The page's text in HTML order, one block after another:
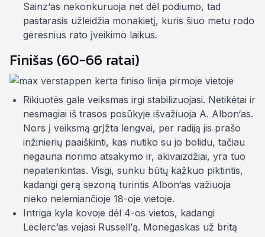
Sainz‘as nekonkuruoja net dėl podiumo, tad
pastarasis užleidžia monakietį, kuris šiuo metu rodo
geresnius rato įveikimo laikus.
Finišas (60-66 ratai)
Rikiuotės gale veiksmas irgi stabilizuojasi. Netikėtai ir
nesmagiai iš trasos posūkyje išvažiuoja A. Albon‘as.
Nors į veiksmą grįžta lengvai, per radiją jis prašo
inžinierių paaiškinti, kas nutiko su jo bolidu, tačiau
negauna norimo atsakymo ir, akivaizdžiai, yra tuo
nepatenkintas. Visgi, sunku būtų kažkuo piktintis,
kadangi gerą sezoną turintis Albon‘as važiuoja
nieko nelemiančioje 18-oje vietoje.
Intriga kyla kovoje dėl 4-os vietos, kadangi
Leclerc’as vejasi Russell’ą. Monegaskas už britą